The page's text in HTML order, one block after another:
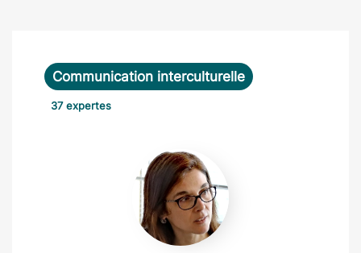
Communication interculturelle
37 expertes
Cecilia
Brassier-
Rodrigues